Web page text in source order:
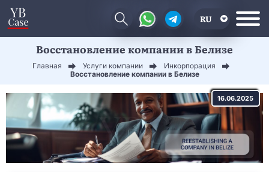
RU
Восстановление компании в Белизе
Главная Услуги компании
Инкорпорация
Восстановление компании в Белизе
16.06.2025